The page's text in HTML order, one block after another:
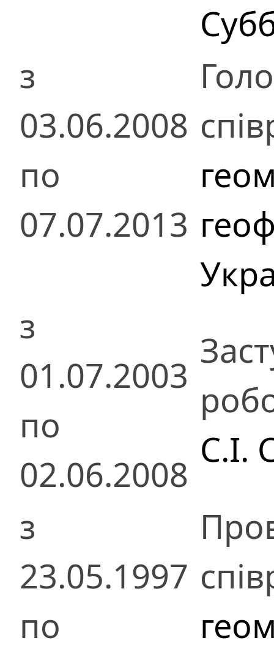
з
03.06.2008
по
07.07.2013
з
01.07.2003
по
02.06.2008
С.І.
з
23.05.1997
по